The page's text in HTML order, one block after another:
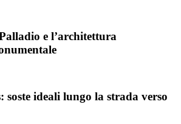
e l’architettura
soste ideali lungo la strada verso